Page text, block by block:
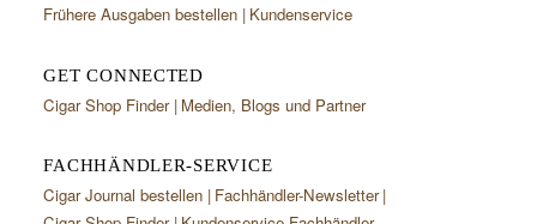
Frühere Ausgaben bestellen Kundenservice
GET CONNECTED
Cigar Shop Finder Medien, Blogs und Partner
FACHHÄNDLER-SERVICE
Cigar Journal bestellen Fachhändler-Newsletter